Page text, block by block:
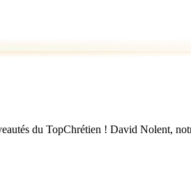
du TopChrétien ! David Nolent,